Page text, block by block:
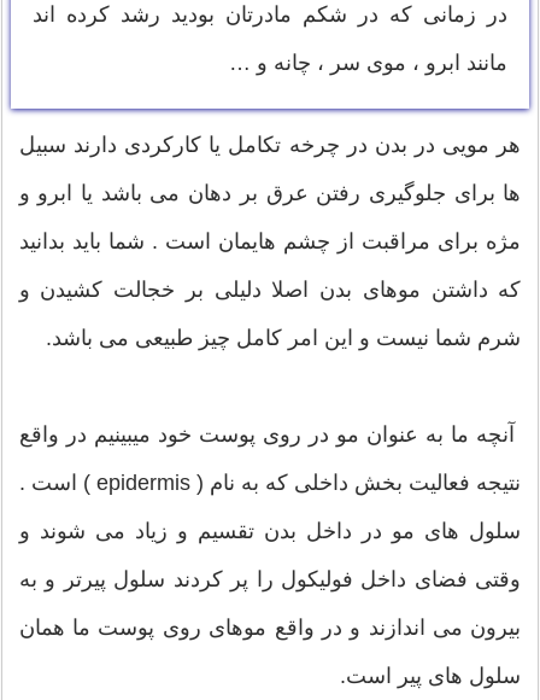
در زمانی که در شکم مادرتان بودید رشد کرده اند
مانند ابرو ، موی سر ، چانه و …
هر مویی در بدن در چرخه تکامل یا کارکردی دارند سبیل
ها برای جلوگیری رفتن عرق بر دهان می باشد یا ابرو و
مژه برای مراقبت از چشم هایمان است . شما باید بدانید
که داشتن موهای بدن اصلا دلیلی بر خجالت کشیدن و
شرم شما نیست و این امر کامل چیز طبیعی می باشد.
آنچه ما به عنوان مو در روی پوست خود میبینیم در واقع
نتیجه فعالیت بخش داخلی که به نام ( epidermis ) است .
سلول های مو در داخل بدن تقسیم و زیاد می شوند و
وقتی فضای داخل فولیکول را پر کردند سلول پیرتر و به
بیرون می اندازند و در واقع موهای روی پوست ما همان
سلول های پیر است.